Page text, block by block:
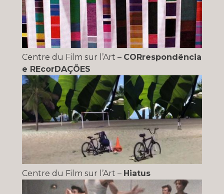
Centre du Film sur l’Art – CORrespondência
e REcorDAÇÕES
Centre du Film sur l’Art – Hiatus